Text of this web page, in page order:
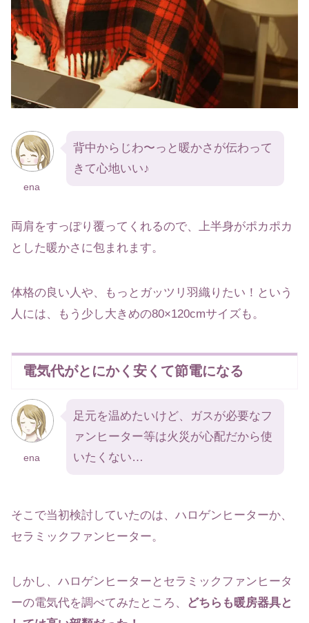
ena
背中からじわ〜っと暖かさが伝わって
きて心地いい♪
両肩をすっぽり覆ってくれるので、上半身がポカポカ
とした暖かさに包まれます。
体格の良い人や、もっとガッツリ羽織りたい！という
人には、もう少し大きめの80×120cmサイズも。
電気代がとにかく安くて節電になる
ena
足元を温めたいけど、ガスが必要なフ
ァンヒーター等は火災が心配だから使
いたくない…
そこで当初検討していたのは、ハロゲンヒーターか、
セラミックファンヒーター。
しかし、ハロゲンヒーターとセラミックファンヒータ
ーの電気代を調べてみたところ、
どちらも暖房器具と